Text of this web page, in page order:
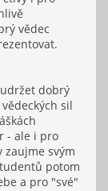
vědec
dobrý
sil
- ale i pro
zaujme svým
potom
a pro "své"